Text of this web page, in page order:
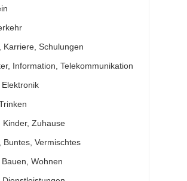
Karriere, Schulungen
Information, Telekommunikation
Kinder, Zuhause
Buntes, Vermischtes
Wohnen